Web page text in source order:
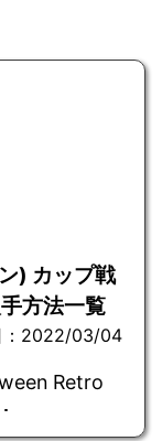
) カップ戦
方法一覧
：2022/03/04
Retro